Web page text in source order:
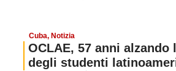
Cuba, Notizia
OCLAE, 57 anni alzando
degli studenti